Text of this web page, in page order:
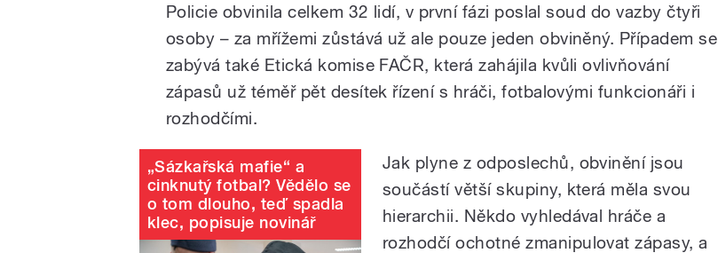
Policie obvinila celkem 32 lidí, v první fázi poslal soud do vazby čtyři
osoby – za mřížemi zůstává už ale pouze jeden obviněný. Případem se
zabývá také Etická komise FAČR, která zahájila kvůli ovlivňování
zápasů už téměř pět desítek řízení s hráči, fotbalovými funkcionáři i
rozhodčími.
„Sázkařská mafie“ a
cinknutý fotbal? Vědělo se
o tom dlouho, teď spadla
klec, popisuje novinář
Jak plyne z odposlechů, obvinění jsou
součástí větší skupiny, která měla svou
hierarchii. Někdo vyhledával hráče a
rozhodčí ochotné zmanipulovat zápasy, a